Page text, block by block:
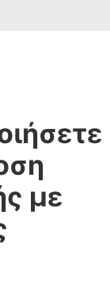
με